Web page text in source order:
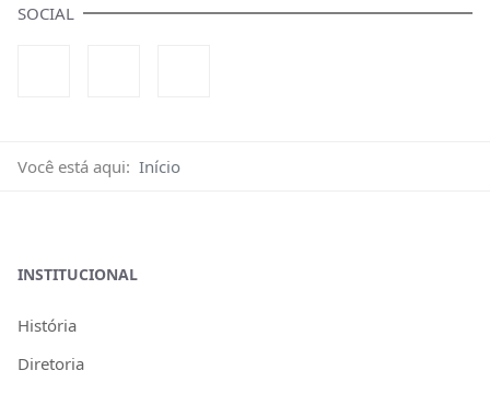
SOCIAL
Você está aqui: Início
INSTITUCIONAL
História
Diretoria